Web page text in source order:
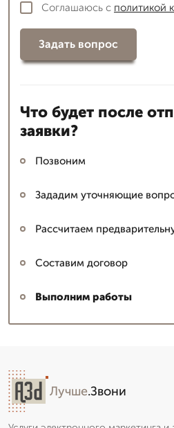
Соглашаюсь с политикой
Задать вопрос
Что будет после
заявки?
Позвоним
Зададим уточняющие
Рассчитаем
Составим договор
Выполним работы
Лучше.Звони